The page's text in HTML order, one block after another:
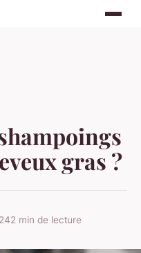
gras ?
2 min de lecture